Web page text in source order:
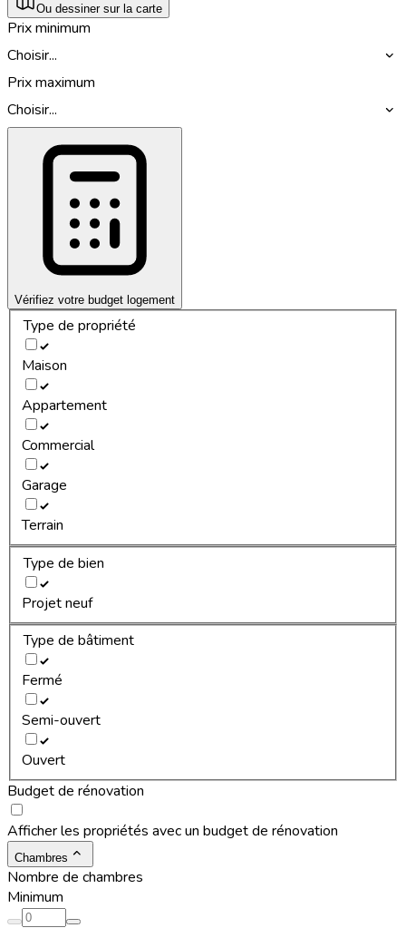
Ou dessiner sur la carte
Prix minimum
Choisir...
Prix maximum
Choisir...
Vérifiez votre budget logement
Type de propriété
Maison
Appartement
Commercial
Garage
Terrain
Type de bien
Projet neuf
Type de bâtiment
Fermé
Semi-ouvert
Ouvert
Budget de rénovation
Afficher les propriétés avec un budget de rénovation
Chambres
Nombre de chambres
Minimum